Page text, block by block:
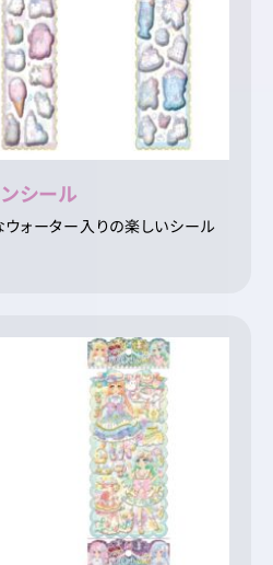
シール
ォーター入りの楽しいシール